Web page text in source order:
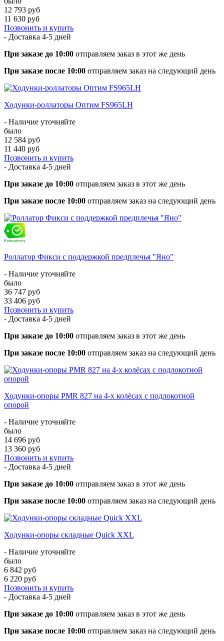
12 793 руб
11 630 руб
Позвонить и купить
- Доставка 4-5 дней
При заказе до 10:00 отправляем заказ в этот же день
При заказе после 10:00 отправляем заказ на следующий день
Ходунки-роллаторы Оптим FS965LH
- Наличие уточняйте
было
12 584 руб
11 440 руб
Позвонить и купить
- Доставка 4-5 дней
При заказе до 10:00 отправляем заказ в этот же день
При заказе после 10:00 отправляем заказ на следующий день
Роллатор Фикси с поддержкой предплечья "Яно"
- Наличие уточняйте
было
36 747 руб
33 406 руб
Позвонить и купить
- Доставка 4-5 дней
При заказе до 10:00 отправляем заказ в этот же день
При заказе после 10:00 отправляем заказ на следующий день
Ходунки-опоры PMR 827 на 4-х колёсах с подлокотной
опорой
- Наличие уточняйте
было
14 696 руб
13 360 руб
Позвонить и купить
- Доставка 4-5 дней
При заказе до 10:00 отправляем заказ в этот же день
При заказе после 10:00 отправляем заказ на следующий день
Ходунки-опоры складные Quick XXL
- Наличие уточняйте
было
6 842 руб
6 220 руб
Позвонить и купить
- Доставка 4-5 дней
При заказе до 10:00 отправляем заказ в этот же день
При заказе после 10:00 отправляем заказ на следующий день